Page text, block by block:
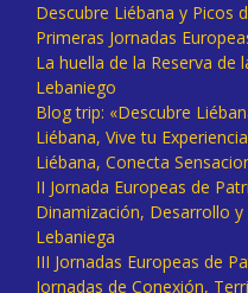
Descubre Liébana y Picos
Primeras Jornadas
La huella de la Reserva
Lebaniego
Blog trip: «Descubre
Liébana, Vive tu Experiencia
Liébana, Conecta
II Jornada Europeas de
Dinamización, Desarrollo
Lebaniega
III Jornadas Europeas de
Jornadas de Conexión,